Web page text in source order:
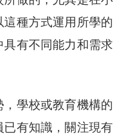
種方式運用所學的
有不同能力和需求
學校或教育機構的
有知識，關注現有